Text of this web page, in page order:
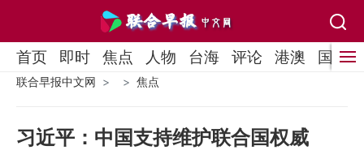
首页 即时 焦点 人物 台海 评论 港澳 国际
联合早报中文网 焦点
习近平：中国支持维护联合国权威